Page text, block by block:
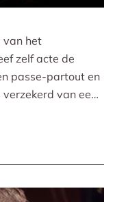
van het
zelf acte de
passe-partout en
van een